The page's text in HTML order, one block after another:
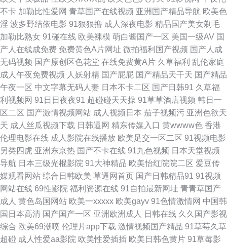
色香焦AV 91蜜桃在线观看 丁香五月国产 欧美91蝌蚪九色 91黄色连接 大香
蕉丁香五月份 人人人妻网 91福利主播视频 狠狠干亚洲美女B 天堂男人人 91
涩情软件下载 欧美性爱网第一页 亚洲激情小说网 1024精品免费视频 91丝袜
福利 日韩视频69页 91视频免费视频 日韩经典久久 性爱动图 欧美伊人久久五
月 九一福利社 1024精品国产 A片无码日韩 欧美AA在线观看 伊人福利视频一
成人岛国a片网站 青青草视频香蕉视频污 91久久国产精品 国产精品免费99
深夜电影院福利深a 91色色小视频 国产精品成人久久 日韩乱论网站 91视频
青青 黑丝三级片 婷婷五月天激情综合 91视频网 老湿机肏屄 影音先锋最新
AV网 肏屄神器 欧美后入 亚洲综合28p 91九色熟女露脸 久草资源网 日本成
人中文在线 91偷拍视频99 东京热美女性爱网 日韩无码久久级 影音先锋av妇
不卡 加勒比性爱网 青草国产在线视频 亚洲国产精品导航 欧美色
淫 波多野结依电影 91狠狠撸 成人深夜电影 精品国产美女剃毛
加勒比熟女 91碰在线 欧美裸模 萌白酱国产一区 美国一级AV 国
产人在线成免费 免费黄色A片网址 微拍福利国产视频 国产人成
无码视频 国产原创区色花堂 在线免费黄A片 久草福利 乱伦家庭
成人午夜免费视频 人妖射精 国产屁屁 国产精品天干天 国产精品
午夜一区 中文字幕无码人妻 日本不卡二区 国产日韩91 久草福
利视频网 91日日夜夜91 超碰碰天天操 91草草酒店视频 韩日一
区二区 国产激情视频网站 成人视频日本 茄子视频污 亚洲色欲天
天 成人丝瓜视频下载 日韩逼网 精东传媒入口 黄wwww色 香港
伦理电影在线 成人影院在线播放 欧美足交一区二区 91视频电影
另类四虎 亚洲东京热 国产不卡在线 91九色视频 日本天堂视频
导航 日本三级光棍影院 91大神精品 欧美怡红院院二区 爱豆传
媒观看网站 综合日韩欧美 草逼网首页 国产日韩精品91 91视频
网站在线 69性影院 福利资源在线 91自拍最新网址 青青草国产
成人 黄色岛国网站 欧美一xxxxx 欧美gayv 91色情激情网 中国韩
国日本高清 国产国产一区 亚洲欧洲成人 日韩在线 久久国产影视
综合 欧美69潮喷 伦理片app下载 激情视频国产精品 91草莓久草
超碰 成人性爱aa影院 欧美性爱插插 欧美日韩色黄片 91草莓影